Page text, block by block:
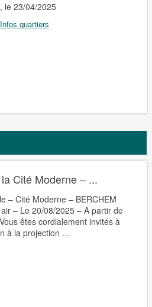
le 23/04/2025
Infos quartiers
Cité Moderne – ...
– Cité Moderne – BERCHEM
– Le 20/08/2025 – A partir de
êtes cordialement invités à
à la projection ...